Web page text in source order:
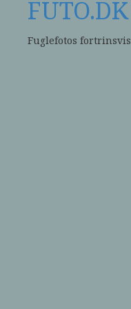
FUTO.DK
Fuglefotos fortrinsvis